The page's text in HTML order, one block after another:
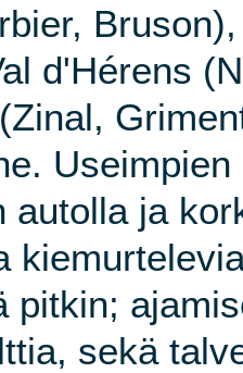
d'Hérens
autolla ja
pitkin;
sekä